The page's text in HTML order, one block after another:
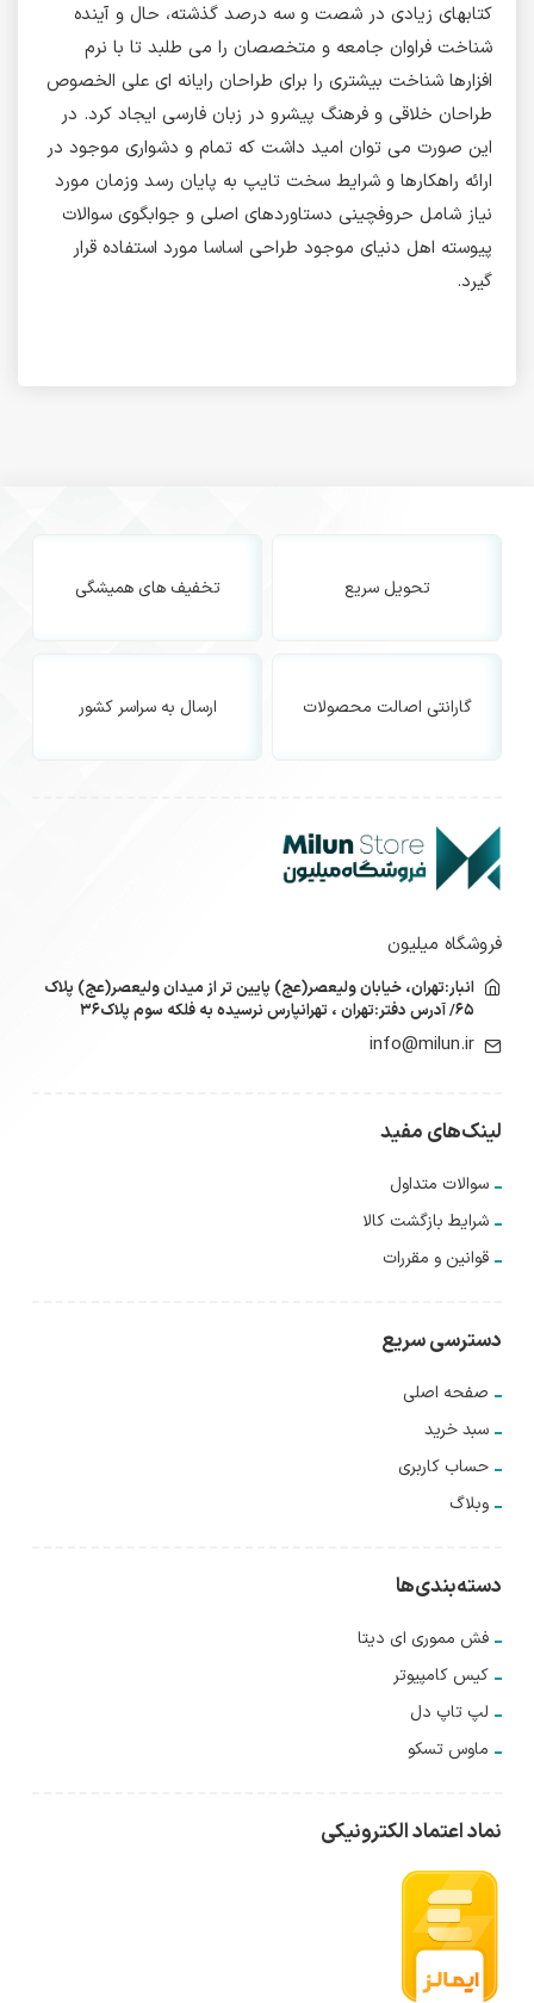
کتابهای زیادی در شصت و سه درصد گذشته، حال و آینده
شناخت فراوان جامعه و متخصصان را می طلبد تا با نرم
افزارها شناخت بیشتری را برای طراحان رایانه ای علی الخصوص
طراحان خلاقی و فرهنگ پیشرو در زبان فارسی ایجاد کرد. در
این صورت می توان امید داشت که تمام و دشواری موجود در
ارائه راهکارها و شرایط سخت تایپ به پایان رسد وزمان مورد
نیاز شامل حروفچینی دستاوردهای اصلی و جوابگوی سوالات
پیوسته اهل دنیای موجود طراحی اساسا مورد استفاده قرار
گیرد.
تحویل سریع تخفیف های همیشگی
گارانتی اصالت محصولات ارسال به سراسر کشور
فروشگاه میلیون
انبار:تهران، خیابان ولیعصر(عج) پایین تر از میدان ولیعصر(عج) پلاک
۶۵/ آدرس دفتر:تهران ، تهرانپارس نرسیده به فلکه سوم پلاک۳۶
info@milun.ir
لینک‌های مفید
سوالات متداول
شرایط بازگشت کالا
قوانین و مقررات
دسترسی سریع
صفحه اصلی
سبد خرید
حساب کاربری
وبلاگ
دسته‌بندی‌ها
فش مموری ای دیتا
کیس کامپیوتر
لپ تاپ دل
ماوس تسکو
نماد اعتماد الکترونیکی